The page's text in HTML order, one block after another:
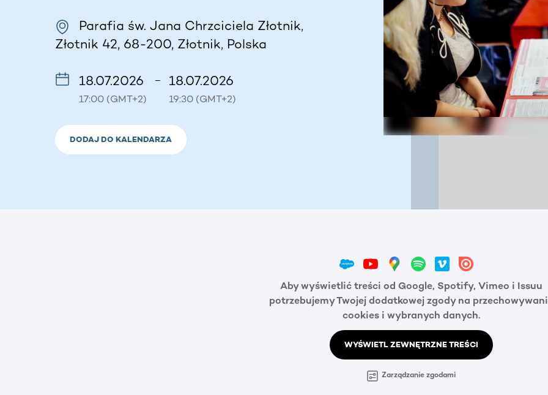
Parafia św. Jana Chrzciciela Złotnik,
Złotnik 42, 68-200, Złotnik, Polska
18.07.2026
17:00 (GMT+2)
– 18.07.2026
19:30 (GMT+2)
DODAJ DO KALENDARZA
Aby wyświetlić treści od Google, Spotify, Vimeo i Issuu
potrzebujemy Twojej dodatkowej zgody na
cookies i wybranych danych.
WYŚWIETL ZEWNĘTRZNE TREŚCI
Zarządzanie zgodami